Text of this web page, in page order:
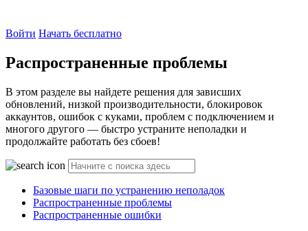
Войти Начать бесплатно
Распространенные проблемы
В этом разделе вы найдете решения для зависших
обновлений, низкой производительности, блокировок
аккаунтов, ошибок с куками, проблем с подключением и
многого другого — быстро устраните неполадки и
продолжайте работать без сбоев!
Базовые шаги по устранению неполадок
Распространенные проблемы
Распространенные ошибки